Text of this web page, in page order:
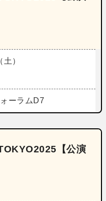
）
ーラムD7
【公演